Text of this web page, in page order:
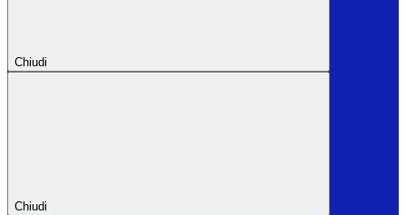
Chiudi
Chiudi